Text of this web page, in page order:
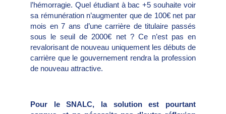
l’hémorragie. Quel étudiant à bac +5 souhaite voir
sa rémunération n’augmenter que de 100€ net par
mois en 7 ans d’une carrière de titulaire passés
sous le seuil de 2000€ net ? Ce n’est pas en
revalorisant de nouveau uniquement les débuts de
carrière que le gouvernement rendra la profession
de nouveau attractive.
Pour le SNALC, la solution est pourtant